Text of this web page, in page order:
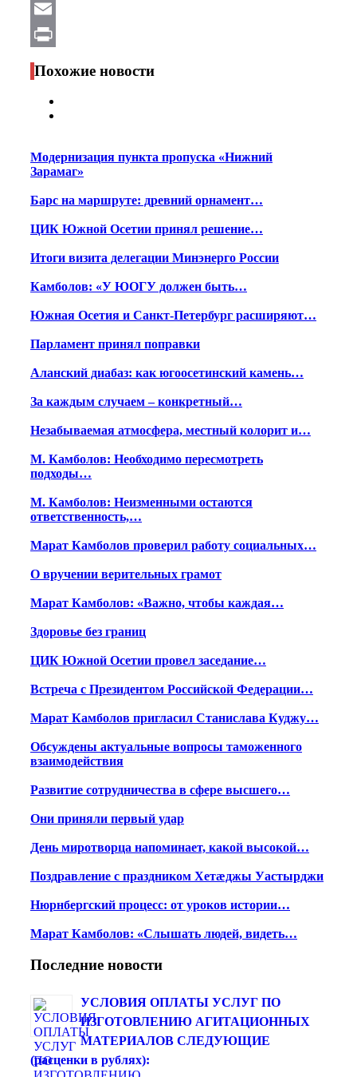
WhatsApp
Email
Print
Похожие новости
Модернизация пункта пропуска «Нижний
Зарамаг»
Барс на маршруте: древний орнамент…
ЦИК Южной Осетии принял решение…
Итоги визита делегации Минэнерго России
Камболов: «У ЮОГУ должен быть…
Южная Осетия и Санкт-Петербург расширяют…
Парламент принял поправки
Аланский диабаз: как югоосетинский камень…
За каждым случаем – конкретный…
Незабываемая атмосфера, местный колорит и…
М. Камболов: Необходимо пересмотреть
подходы…
М. Камболов: Неизменными остаются
ответственность,…
Марат Камболов проверил работу социальных…
О вручении верительных грамот
Марат Камболов: «Важно, чтобы каждая…
Здоровье без границ
ЦИК Южной Осетии провел заседание…
Встреча с Президентом Российской Федерации…
Марат Камболов пригласил Станислава Куджу…
Обсуждены актуальные вопросы таможенного
взаимодействия
Развитие сотрудничества в сфере высшего…
Они приняли первый удар
День миротворца напоминает, какой высокой…
Поздравление с праздником Хетæджы Уастырджи
Нюрнбергский процесс: от уроков истории…
Марат Камболов: «Слышать людей, видеть…
Последние новости
УСЛОВИЯ ОПЛАТЫ УСЛУГ ПО
ИЗГОТОВЛЕНИЮ АГИТАЦИОННЫХ
МАТЕРИАЛОВ СЛЕДУЮЩИЕ
(расценки в рублях):